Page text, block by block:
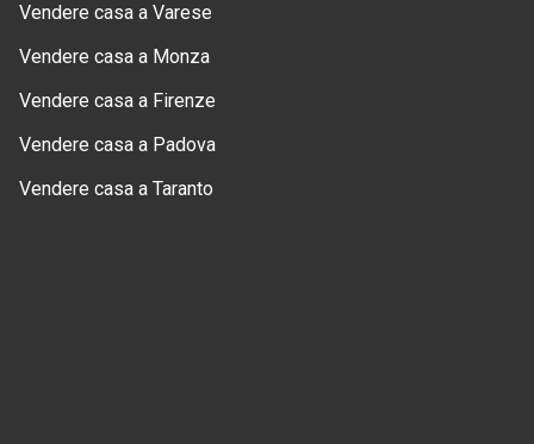
Vendere casa a Varese
Vendere casa a Monza
Vendere casa a Firenze
Vendere casa a Padova
Vendere casa a Taranto